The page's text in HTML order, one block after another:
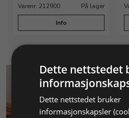
Varenr. 212900 På lager
Info
Dette nettstedet
Dette nettstedet bruker
informasjonskapsler